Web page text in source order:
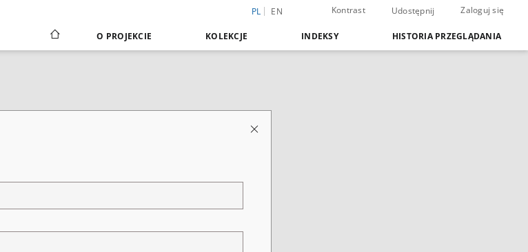
PL EN Kontrast Udostępnij Zaloguj się
O PROJEKCIE KOLEKCJE INDEKSY HISTORIA PRZEGLĄDANIA